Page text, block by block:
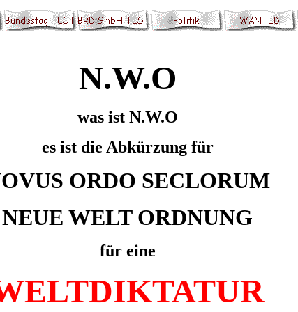
N.W.O
was ist N.W.O
es ist die Abkürzung für
ORDO SECLORUM
NEUE WELT ORDNUNG
für eine